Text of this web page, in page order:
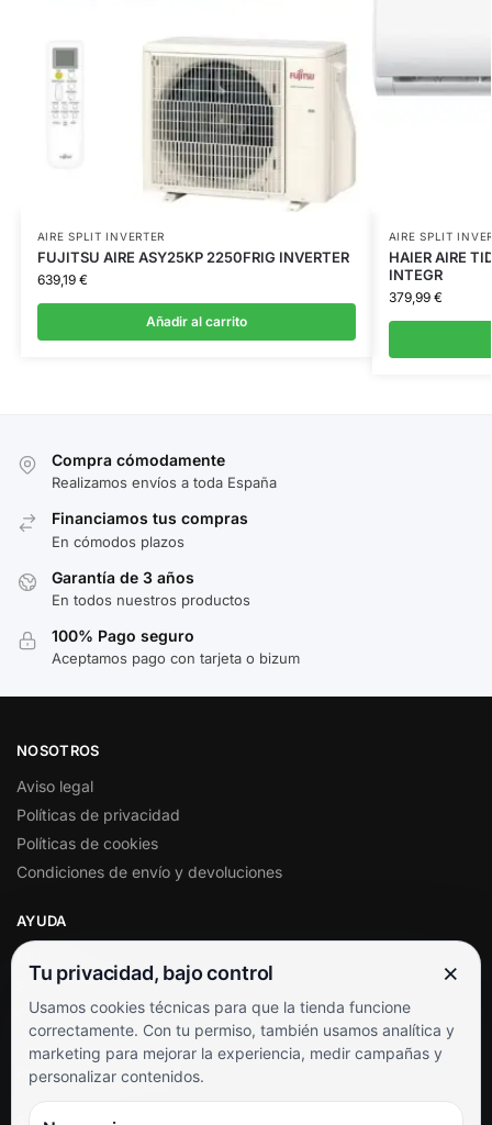
AIRE SPLIT INVERTER
FUJITSU AIRE ASY25KP 2250FRIG INVERTER
639,19 €
Añadir al carrito
AIRE SPLIT
HAIER AIRE
INTEGR
379,99 €
Compra cómodamente
Realizamos envíos a toda España
Financiamos tus compras
En cómodos plazos
Garantía de 3 años
En todos nuestros productos
100% Pago seguro
Aceptamos pago con tarjeta o bizum
NOSOTROS
Aviso legal
Políticas de privacidad
Políticas de cookies
Condiciones de envío y devoluciones
AYUDA
Soporte al cliente
Contacto
Términos y condiciones
Preguntas frecuentes
SÍGUENOS
Tu privacidad, bajo control ×
Usamos cookies técnicas para que la tienda funcione
correctamente. Con tu permiso, también usamos analítica y
marketing para mejorar la experiencia, medir campañas y
personalizar contenidos.